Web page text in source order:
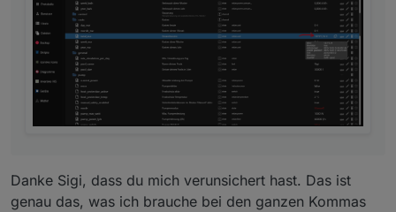
Danke Sigi, dass du mich verunsichert hast. Das ist
genau das, was ich brauche bei den ganzen Kommas